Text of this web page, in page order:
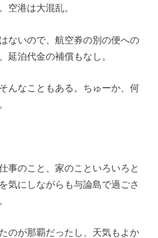
空港は大混乱。
ないので、航空券の別の便への
延泊代金の補償もなし。
んなこともある。ちゅーか、何
事のこと、家のこといろいろと
気にしながらも与論島で過ごさ
のが那覇だったし、天気もよか